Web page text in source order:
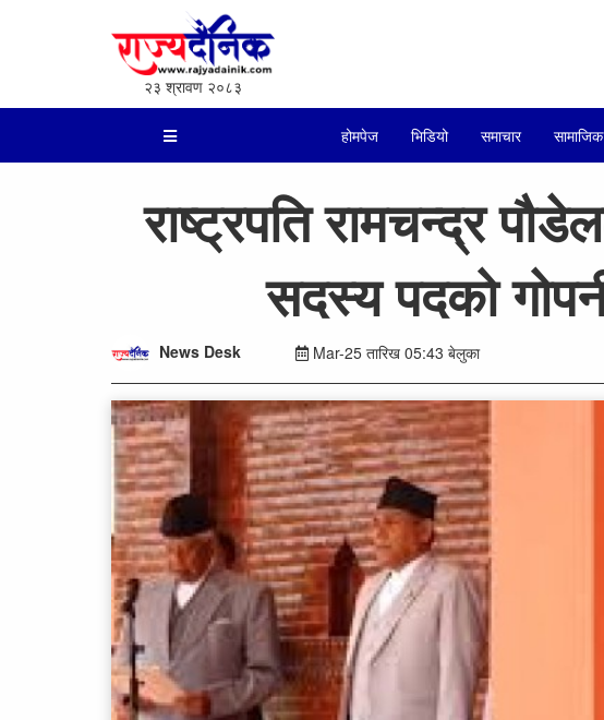
२३ श्रावण २०८३
होमपेज भिडियो समाचार
राष्ट्रपति रामचन्द्र
सदस्य पदको
News Desk Mar-25 तारिख 05:43 बेलुका